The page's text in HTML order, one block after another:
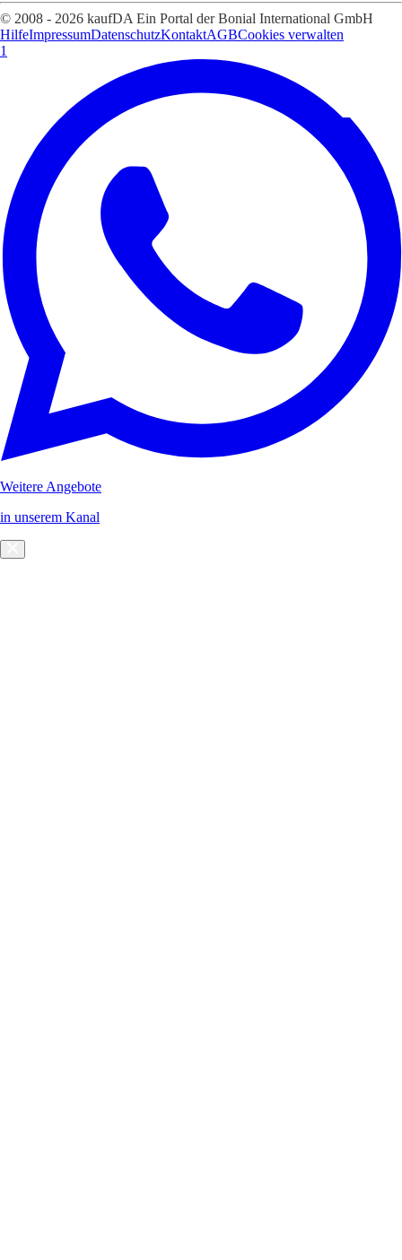
© 2008 - 2026 kaufDA Ein Portal der Bonial International GmbH
HilfeImpressumDatenschutzKontaktAGBCookies verwalten
1
Weitere Angebote
in unserem Kanal